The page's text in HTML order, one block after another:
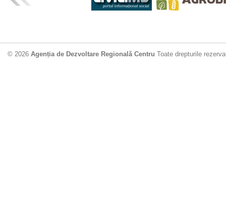
© 2026 Agenția de Dezvoltare Regională Centru Toate drepturile